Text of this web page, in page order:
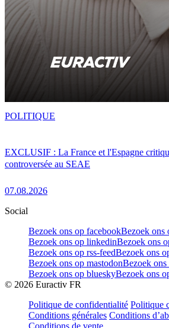
EXCLUSIF : La France et l'Espagne
controversée au SEAE
07.08.2026
POLITIQUE
Social
Bezoek ons op facebookBezoek ons
Bezoek ons op linkedinBezoek ons
Bezoek ons op rss-feedBezoek ons
Bezoek ons op mastodonBezoek ons
Bezoek ons op blueskyBezoek ons
© 2026 Euractiv FR
Politique de confidentialité Politique
Conditions générales Conditions